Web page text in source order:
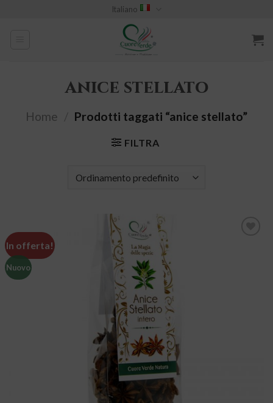
Italiano
anice stellato
Home Prodotti taggati “anice stellato”
FILTRA
In offerta!
Nuovo